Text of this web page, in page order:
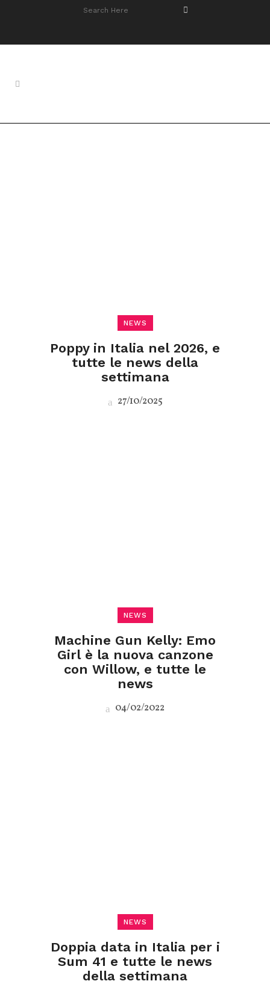
NEWS
Poppy in Italia nel 2026, e
tutte le news della
settimana
27/10/2025
NEWS
Machine Gun Kelly: Emo
Girl è la nuova canzone
con Willow, e tutte le
news
04/02/2022
NEWS
Doppia data in Italia per i
Sum 41 e tutte le news
della settimana